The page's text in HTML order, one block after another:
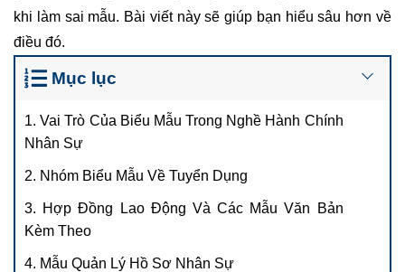
khi làm sai mẫu. Bài viết này sẽ giúp bạn hiểu sâu hơn về
điều đó.
Mục lục
1. Vai Trò Của Biểu Mẫu Trong Nghề Hành Chính
Nhân Sự
2. Nhóm Biểu Mẫu Về Tuyển Dụng
3. Hợp Đồng Lao Động Và Các Mẫu Văn Bản
Kèm Theo
4. Mẫu Quản Lý Hồ Sơ Nhân Sự